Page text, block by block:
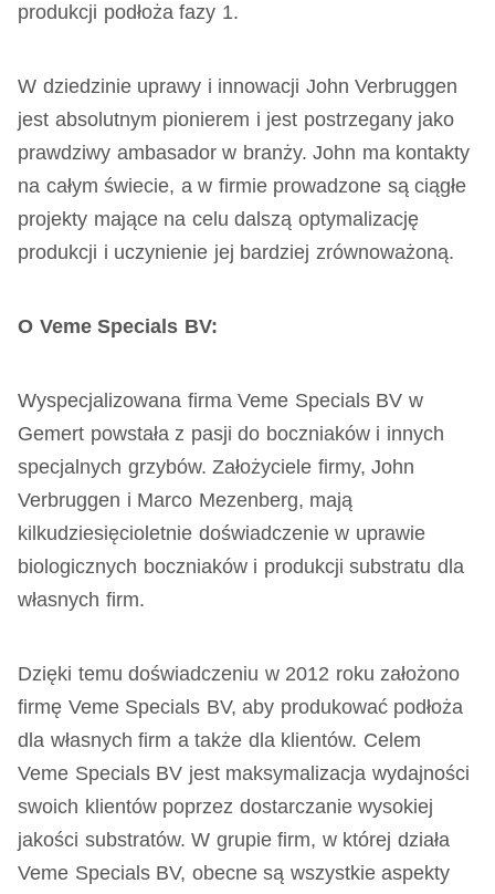
produkcji podłoża fazy 1.
W dziedzinie uprawy i innowacji John Verbruggen
jest absolutnym pionierem i jest postrzegany jako
prawdziwy ambasador w branży. John ma kontakty
na całym świecie, a w firmie prowadzone są ciągłe
projekty mające na celu dalszą optymalizację
produkcji i uczynienie jej bardziej zrównoważoną.
O Veme Specials BV:
Wyspecjalizowana firma Veme Specials BV w
Gemert powstała z pasji do boczniaków i innych
specjalnych grzybów. Założyciele firmy, John
Verbruggen i Marco Mezenberg, mają
kilkudziesięcioletnie doświadczenie w uprawie
biologicznych boczniaków i produkcji substratu dla
własnych firm.
Dzięki temu doświadczeniu w 2012 roku założono
firmę Veme Specials BV, aby produkować podłoża
dla własnych firm a także dla klientów. Celem
Veme Specials BV jest maksymalizacja wydajności
swoich klientów poprzez dostarczanie wysokiej
jakości substratów. W grupie firm, w której działa
Veme Specials BV, obecne są wszystkie aspekty